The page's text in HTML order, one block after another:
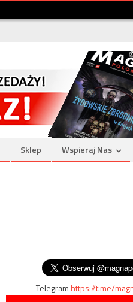
Sklep Wspieraj Nas
Telegramhttps://t.me/